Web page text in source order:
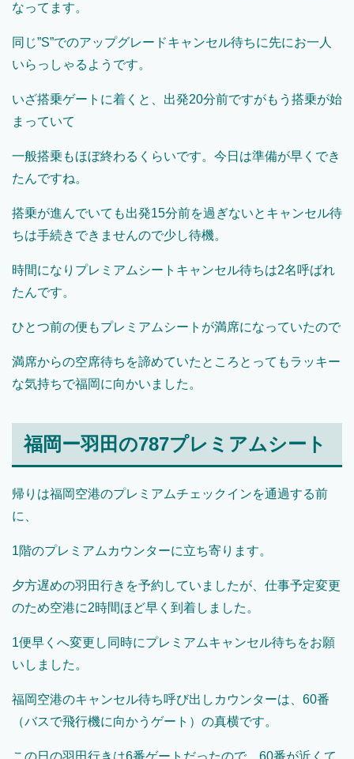
なってます。
同じ”S”でのアップグレードキャンセル待ちに先にお一人
いらっしゃるようです。
いざ搭乗ゲートに着くと、出発20分前ですがもう搭乗が始
まっていて
一般搭乗もほぼ終わるくらいです。今日は準備が早くでき
たんですね。
搭乗が進んでいても出発15分前を過ぎないとキャンセル待
ちは手続きできませんので少し待機。
時間になりプレミアムシートキャンセル待ちは2名呼ばれ
たんです。
ひとつ前の便もプレミアムシートが満席になっていたので
満席からの空席待ちを諦めていたところとってもラッキー
な気持ちで福岡に向かいました。
福岡ー羽田の787プレミアムシート
帰りは福岡空港のプレミアムチェックインを通過する前
に、
1階のプレミアムカウンターに立ち寄ります。
夕方遅めの羽田行きを予約していましたが、仕事予定変更
のため空港に2時間ほど早く到着しました。
1便早くへ変更し同時にプレミアムキャンセル待ちをお願
いしました。
福岡空港のキャンセル待ち呼び出しカウンターは、60番
（バスで飛行機に向かうゲート）の真横です。